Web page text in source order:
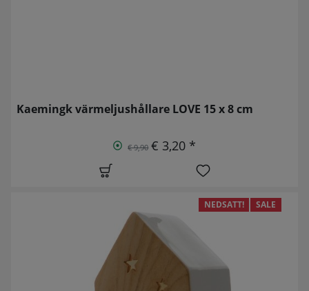
Kaemingk värmeljushållare LOVE 15 x 8 cm
€ 9,90 € 3,20 *
NEDSATT! SALE